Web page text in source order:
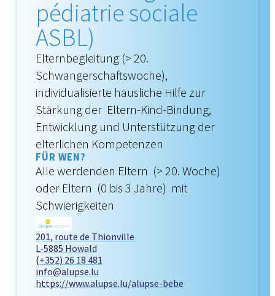
pédiatrie sociale
ASBL)
Elternbegleitung (> 20.
Schwangerschaftswoche),
individualisierte häusliche Hilfe zur
Stärkung der Eltern-Kind-Bindung,
Entwicklung und Unterstützung der
elterlichen Kompetenzen
FÜR WEN?
Alle werdenden Eltern (> 20. Woche)
oder Eltern (0 bis 3 Jahre) mit
Schwierigkeiten
201, route de Thionville
L-5885 Howald
(+352) 26 18 481
info@alupse.lu
https://www.alupse.lu/alupse-bebe